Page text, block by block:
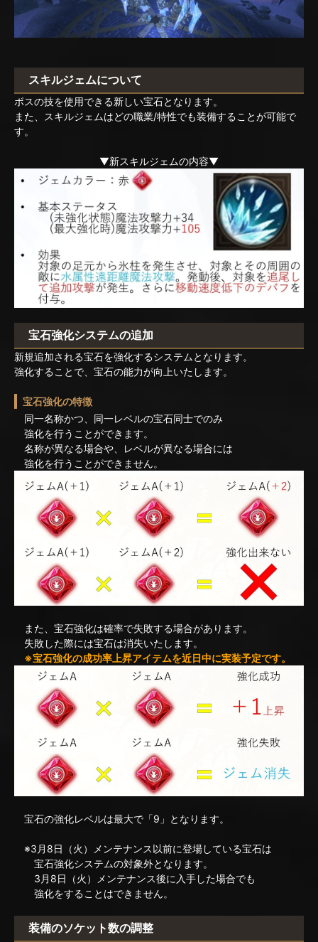
スキルジェムについて
ボスの技を使用できる新しい宝石となります。
また、スキルジェムはどの職業/特性でも装備することが可能で
す。
▼新スキルジェムの内容▼
宝石強化システムの追加
新規追加される宝石を強化するシステムとなります。
強化することで、宝石の能力が向上いたします。
宝石強化の特徴
同一名称かつ、同一レベルの宝石同士でのみ
強化を行うことができます。
名称が異なる場合や、レベルが異なる場合には
強化を行うことができません。
また、宝石強化は確率で失敗する場合があります。
失敗した際には宝石は消失いたします。
※宝石強化の成功率上昇アイテムを近日中に実装予定です。
宝石の強化レベルは最大で「9」となります。
※3月8日（火）メンテナンス以前に登場している宝石は
宝石強化システムの対象外となります。
3月8日（火）メンテナンス後に入手した場合でも
強化をすることはできません。
装備のソケット数の調整